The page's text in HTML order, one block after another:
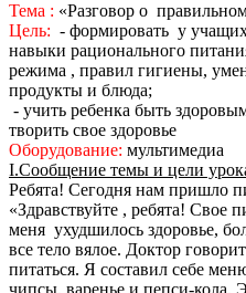
Тема : «Разговор о
Цель: - формировать у
навыки рационального
режима , правил гигиены,
продукты и блюда;
- учить ребенка быть
творить свое здоровье
Оборудование: мультимедиа
I.Сообщение темы и цели
Ребята! Сегодня нам пришло
«Здравствуйте , ребята!
меня ухудшилось здоровье,
все тело вялое. Доктор
питаться. Я составил себе